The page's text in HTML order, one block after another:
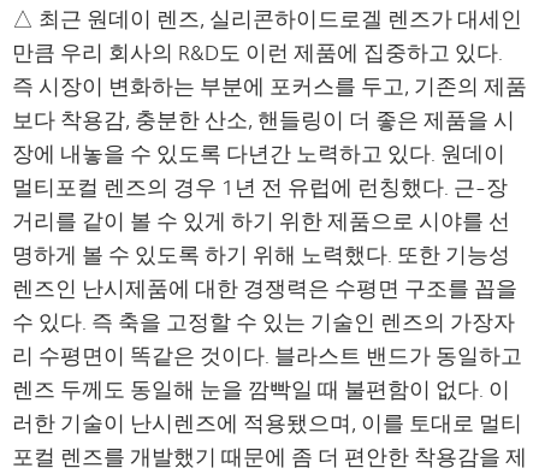
△ 최근 원데이 렌즈, 실리콘하이드로겔 렌즈가 대세인
만큼 우리 회사의 R&D도 이런 제품에 집중하고 있다.
즉 시장이 변화하는 부분에 포커스를 두고, 기존의 제품
보다 착용감, 충분한 산소, 핸들링이 더 좋은 제품을 시
장에 내놓을 수 있도록 다년간 노력하고 있다. 원데이
멀티포컬 렌즈의 경우 1년 전 유럽에 런칭했다. 근-장
거리를 같이 볼 수 있게 하기 위한 제품으로 시야를 선
명하게 볼 수 있도록 하기 위해 노력했다. 또한 기능성
렌즈인 난시제품에 대한 경쟁력은 수평면 구조를 꼽을
수 있다. 즉 축을 고정할 수 있는 기술인 렌즈의 가장자
리 수평면이 똑같은 것이다. 블라스트 밴드가 동일하고
렌즈 두께도 동일해 눈을 깜빡일 때 불편함이 없다. 이
러한 기술이 난시렌즈에 적용됐으며, 이를 토대로 멀티
포컬 렌즈를 개발했기 때문에 좀 더 편안한 착용감을 제